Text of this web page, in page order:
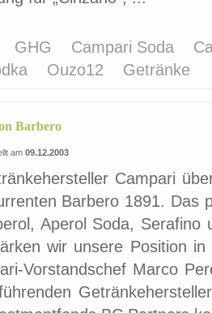
GHG Campari Soda
Ouzo12 Getränke
Barbero
am 09.12.2003
Campari
Barbero 1891. Das
Aperol Soda, Serafino
wir unsere Position
Vorstandschef Marco